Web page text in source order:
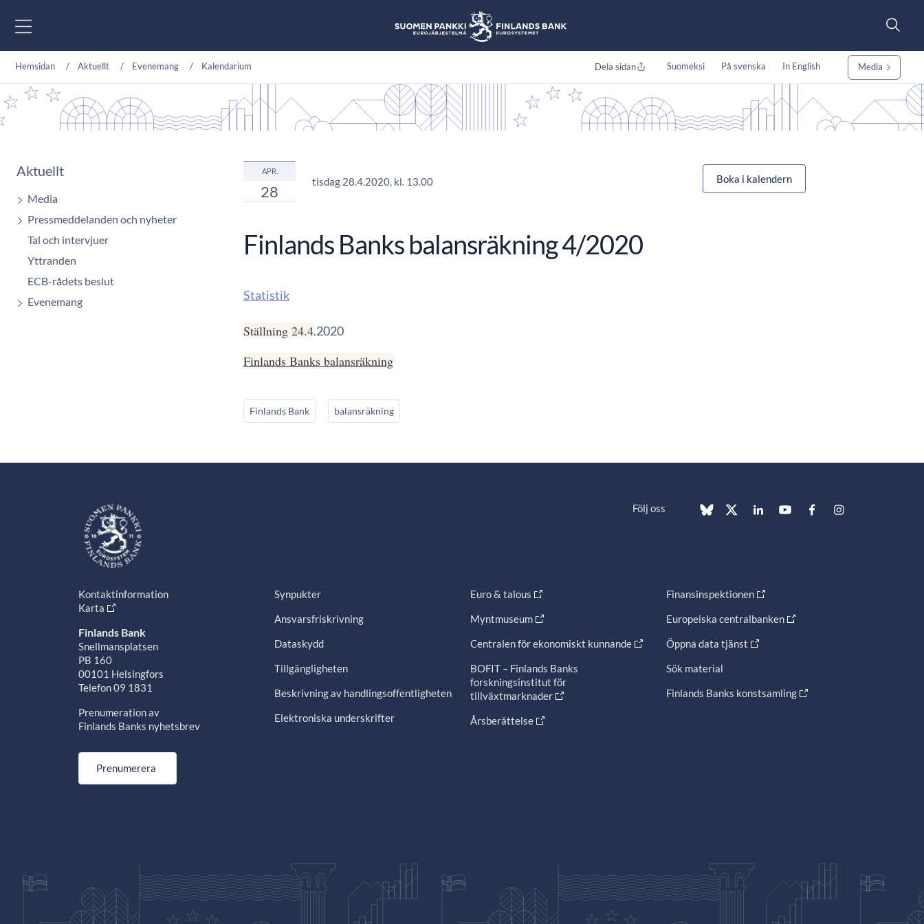
Hemsidan Aktuellt Evenemang Kalendarium Dela sidan Suomeksi På svenska In English Media
Aktuellt
Media
Pressmeddelanden och nyheter
Tal och intervjuer
Yttranden
ECB-rådets beslut
Evenemang
APR.
28
tisdag 28.4.2020, kl. 13.00 Boka i kalendern
Finlands Banks balansräkning 4/2020
Statistik
Ställning 24.4.2020
Finlands Banks balansräkning
Finlands Bank balansräkning
Följ oss
Kontaktinformation
Karta
Finlands Bank
Snellmansplatsen
PB 160
00101 Helsingfors
Telefon 09 1831
Prenumeration av
Finlands Banks nyhetsbrev
Prenumerera
Synpukter
Ansvarsfriskrivning
Dataskydd
Tillgängligheten
Beskrivning av handlingsoffentligheten
Elektroniska underskrifter
Euro & talous
Myntmuseum
Centralen för ekonomiskt kunnande
BOFIT – Finlands Banks
forskningsinstitut för
tillväxtmarknader
Årsberättelse
Finansinspektionen
Europeiska centralbanken
Öppna data tjänst
Sök material
Finlands Banks konstsamling